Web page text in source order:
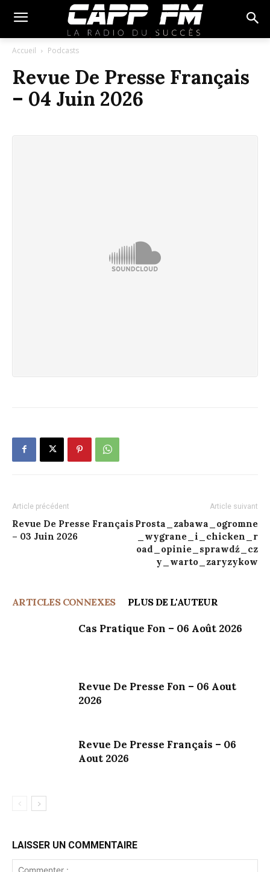
Accueil Podcasts
Revue De Presse Français
– 04 Juin 2026
Article précédent
Revue De Presse Français
– 03 Juin 2026
Article suivant
Prosta_zabawa_ogromne
_wygrane_i_chicken_r
oad_opinie_sprawdź_cz
y_warto_zaryzykow
ARTICLES CONNEXES PLUS DE L'AUTEUR
Cas Pratique Fon – 06 Août 2026
Revue De Presse Fon – 06 Aout
2026
Revue De Presse Français – 06
Aout 2026
LAISSER UN COMMENTAIRE